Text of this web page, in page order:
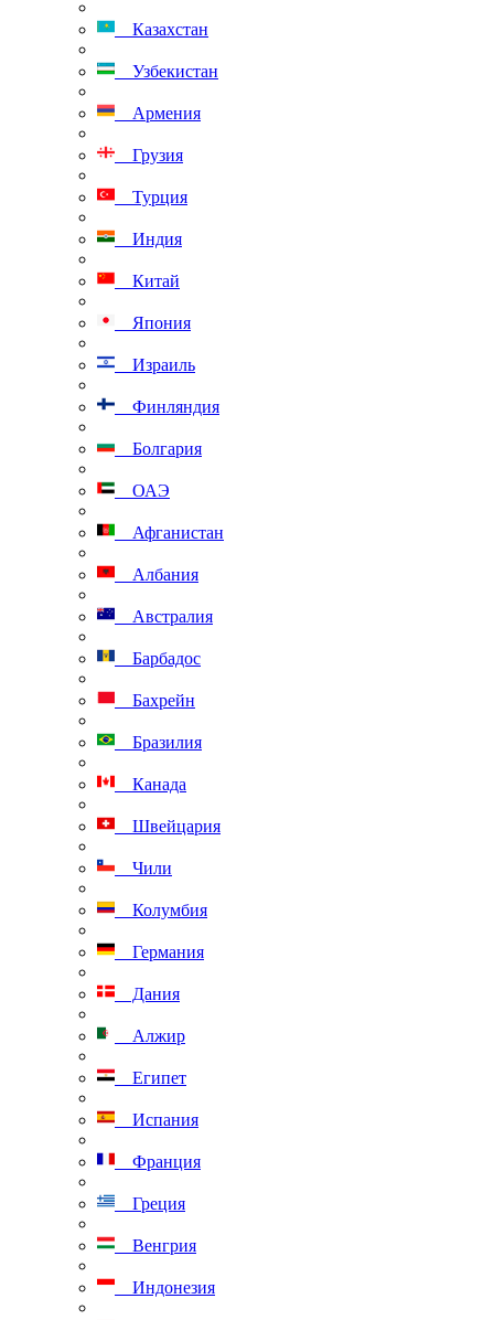
Казахстан
Узбекистан
Армения
Грузия
Турция
Индия
Китай
Япония
Израиль
Финляндия
Болгария
ОАЭ
Афганистан
Албания
Австралия
Барбадос
Бахрейн
Бразилия
Канада
Швейцария
Чили
Колумбия
Германия
Дания
Алжир
Египет
Испания
Франция
Греция
Венгрия
Индонезия